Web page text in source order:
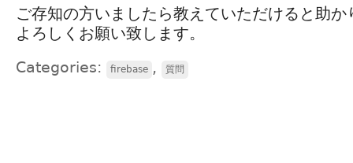
ご存知の方いましたら教えていただけると助か
よろしくお願い致します。
Categories: firebase , 質問